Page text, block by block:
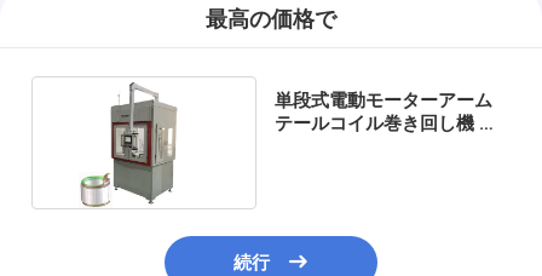
最高の価格で
単段式電動モーターアーム
テールコイル巻き回し機 サ
続行